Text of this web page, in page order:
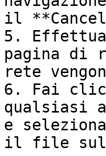
il
5.
pagina di
rete
6. Fai clic
qualsiasi
e
il file sul